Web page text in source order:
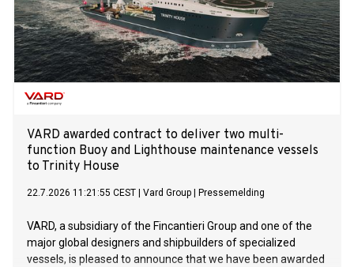
VARD awarded contract to deliver two multi-
function Buoy and Lighthouse maintenance vessels
to Trinity House
22.7.2026 11:21:55 CEST Vard Group Pressemelding
VARD, a subsidiary of the Fincantieri Group and one of the
major global designers and shipbuilders of specialized
vessels, is pleased to announce that we have been awarded